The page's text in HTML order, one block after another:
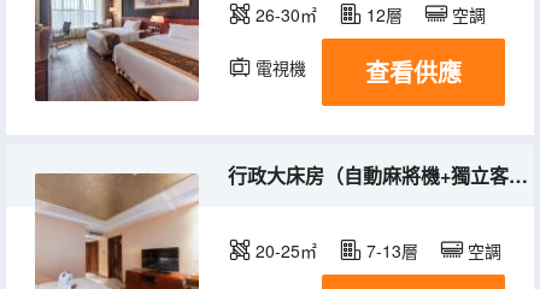
26-30㎡ 12層 空調
電視機 查看供應
行政大床房（自動麻將機+獨立客廳）
20-25㎡ 7-13層 空調